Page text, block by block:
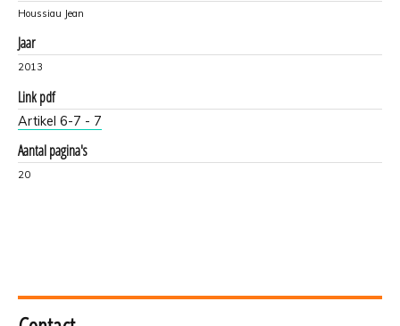
Houssiau Jean
Jaar
2013
Link pdf
Artikel 6-7 - 7
Aantal pagina's
20